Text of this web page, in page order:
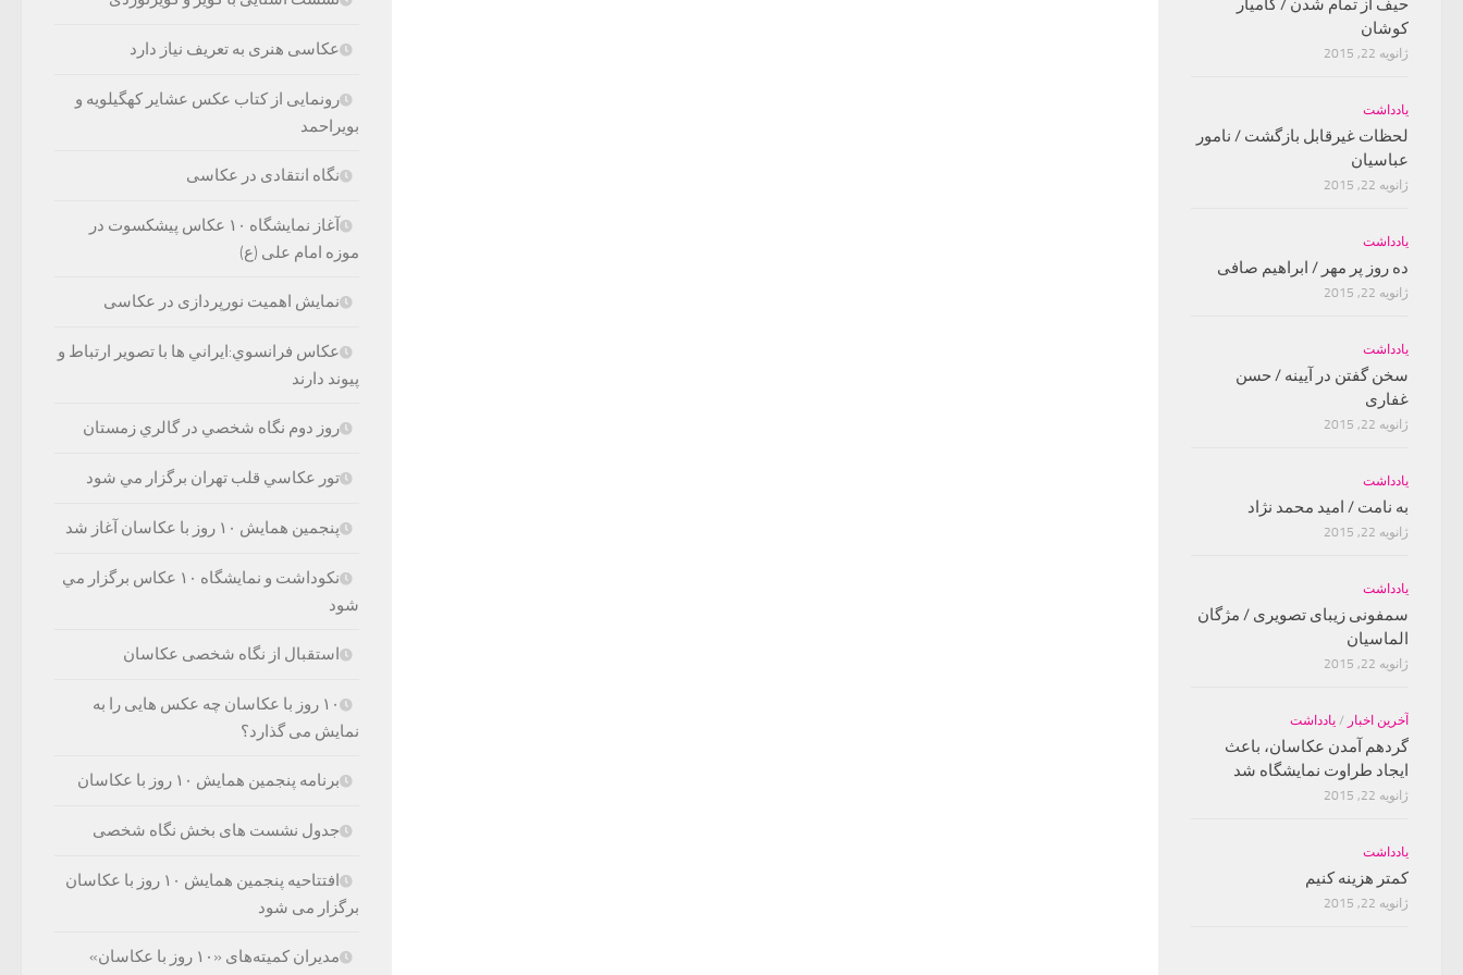
عکاسی هنری به تعریف نیاز دارد
رونمایی از کتاب عکس عشایر کهگیلویه و
بویراحمد
نگاه انتقادی در عکاسی
آغاز نمایشگاه ۱۰ عکاس پیشکسوت در
موزه امام علی (ع)
نمایش اهمیت نورپردازی در عکاسی
عكاس فرانسوي:ايراني ها با تصوير ارتباط و
پيوند دارند
روز دوم نگاه شخصي در گالري زمستان
تور عكاسي قلب تهران برگزار مي شود
پنجمین همایش ۱۰ روز با عکاسان آغاز شد
نکوداشت و نمایشگاه ۱۰ عکاس برگزار مي
شود
استقبال از نگاه شخصی عکاسان
۱۰ روز با عکاسان چه عکس هایی را به
نمایش می گذارد؟
برنامه پنجمین همایش ۱۰ روز با عکاسان
جدول نشست های بخش نگاه شخصی
افتتاحیه پنجمین همایش ۱۰ روز با عکاسان
برگزار می شود
مدیران کمیته‌های «۱۰ روز با عکاسان»
حیف از تمام شدن / کامیار
کوشان
ژانویه 22, 2015
یادداشت
لحظات غیرقابل بازگشت / نامور
عباسیان
ژانویه 22, 2015
یادداشت
ده روز پر مهر / ابراهیم صافی
ژانویه 22, 2015
یادداشت
سخن گفتن در آیینه / حسن
غفارى
ژانویه 22, 2015
یادداشت
به نامت / امید محمد نژاد
ژانویه 22, 2015
یادداشت
سمفونی زیبای تصویری / مژگان
الماسیان
ژانویه 22, 2015
آخرین اخبار / یادداشت
گردهم آمدن عکاسان، باعث
ایجاد طراوت نمایشگاه شد
ژانویه 22, 2015
یادداشت
کمتر هزینه کنیم
ژانویه 22, 2015